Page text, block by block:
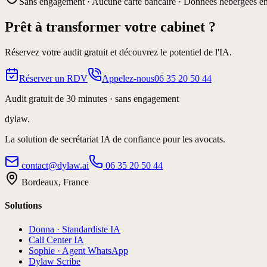
Prêt à transformer votre cabinet ?
Réservez votre audit gratuit et découvrez le potentiel de l'IA.
Réserver un RDV Appelez-nous06 35 20 50 44
Audit gratuit de 30 minutes · sans engagement
dylaw.
La solution de secrétariat IA de confiance pour les avocats.
contact@dylaw.ai
06 35 20 50 44
Bordeaux, France
Solutions
Donna · Standardiste IA
Call Center IA
Sophie · Agent WhatsApp
Dylaw Scribe